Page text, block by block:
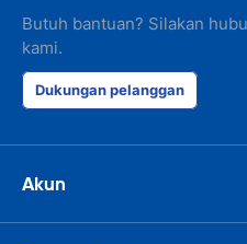
Butuh bantuan? Silakan
kami.
Dukungan pelanggan
Akun